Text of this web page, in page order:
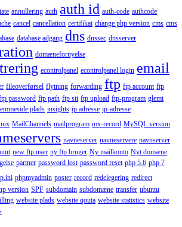
annullering auth auth id auth-code authcode
cancel cancellation certifikat change php version cms cms
database adgang dns dnssec dnsserver
domænefornyelse
econtrolpanel econtrolpanel login email
fileoverførsel flytning forwarding ftp ftp account ftp
password ftp path ftp sti ftp upload ftp-program glemt
plads insights ip adresse ip-adresse
MailChannels mailprogram mx-record MySQL version
navneserver navneservere navnserver
new ftp user ny ftp bruger Ny mailkonto Nyt domæne
partner password lost password reset php 5.6 php 7
phpmyadmin poster record redelegering redirect
version SPF subdomain subdomæne transfer ubuntu
website plads website qouta website statistics website